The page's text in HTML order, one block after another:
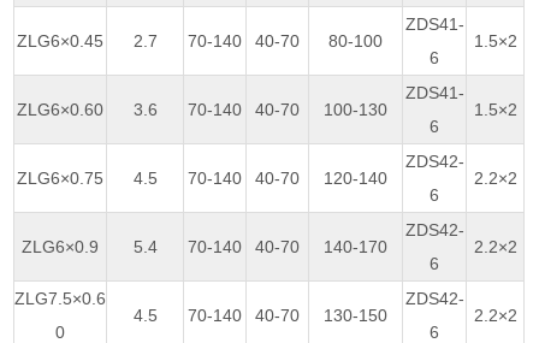
ZLG6×0.45 2.7 70-140 40-70 80-100
ZDS41-
6
1.5×2
ZLG6×0.60 3.6 70-140 40-70 100-130
ZDS41-
6
1.5×2
ZLG6×0.75 4.5 70-140 40-70 120-140
ZDS42-
6
2.2×2
ZLG6×0.9 5.4 70-140 40-70 140-170
ZDS42-
6
2.2×2
ZLG7.5×0.6
0
4.5 70-140 40-70 130-150
ZDS42-
6
2.2×2